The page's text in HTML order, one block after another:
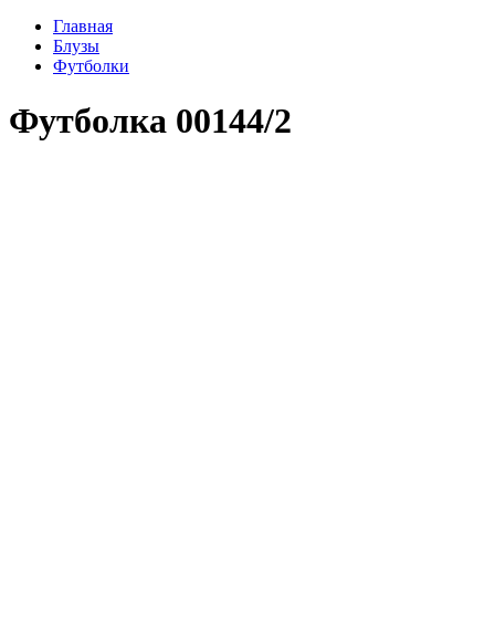
Главная
Блузы
Футболки
Футболка 00144/2